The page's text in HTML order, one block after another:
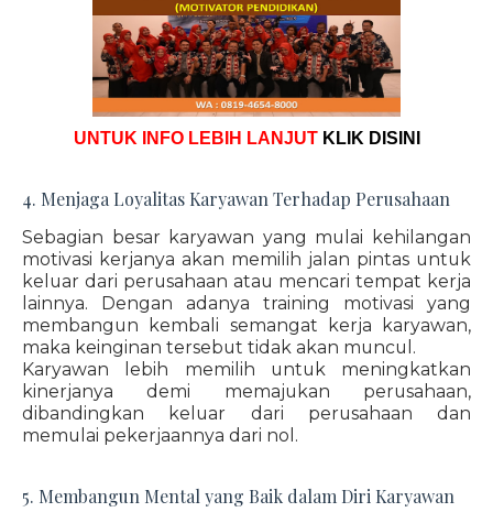
UNTUK INFO LEBIH LANJUT KLIK DISINI
4. Menjaga Loyalitas Karyawan Terhadap Perusahaan
Sebagian besar karyawan yang mulai kehilangan
motivasi kerjanya akan memilih jalan pintas untuk
keluar dari perusahaan atau mencari tempat kerja
lainnya. Dengan adanya training motivasi yang
membangun kembali semangat kerja karyawan,
maka keinginan tersebut tidak akan muncul.
Karyawan lebih memilih untuk meningkatkan
kinerjanya demi memajukan perusahaan,
dibandingkan keluar dari perusahaan dan
memulai pekerjaannya dari nol.
5. Membangun Mental yang Baik dalam Diri Karyawan